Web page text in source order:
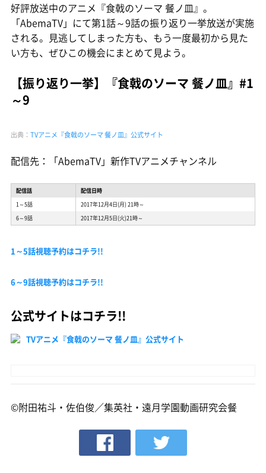
好評放送中のアニメ『食戟のソーマ 餐ノ皿』。
「AbemaTV」にて第1話～9話の振り返り一挙放送が実施
される。見逃してしまった方も、もう一度最初から見た
い方も、ぜひこの機会にまとめて見よう。
【振り返り一挙】『食戟のソーマ 餐ノ皿』#1
～9
出典： TVアニメ『食戟のソーマ 餐ノ皿』公式サイト
配信先：「AbemaTV」新作TVアニメチャンネル
配信話
配信日時
1～5話
2017年12月4日(月) 21時～
6～9話
2017年12月5日(火)21時～
1～5話視聴予約はコチラ!!
6～9話視聴予約はコチラ!!
公式サイトはコチラ!!
TVアニメ『食戟のソーマ 餐ノ皿』公式サイト
©附田祐斗・佐伯俊／集英社・遠月学園動画研究会餐